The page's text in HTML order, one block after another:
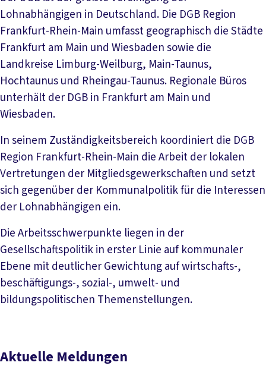
Lohnabhängigen in Deutschland. Die DGB Region
Frankfurt-Rhein-Main umfasst geographisch die Städte
Frankfurt am Main und Wiesbaden sowie die
Landkreise Limburg-Weilburg, Main-Taunus,
Hochtaunus und Rheingau-Taunus. Regionale Büros
unterhält der DGB in Frankfurt am Main und
Wiesbaden.
In seinem Zuständigkeitsbereich koordiniert die DGB
Region Frankfurt-Rhein-Main die Arbeit der lokalen
Vertretungen der Mitgliedsgewerkschaften und setzt
sich gegenüber der Kommunalpolitik für die Interessen
der Lohnabhängigen ein.
Die Arbeitsschwerpunkte liegen in der
Gesellschaftspolitik in erster Linie auf kommunaler
Ebene mit deutlicher Gewichtung auf wirtschafts-,
beschäftigungs-, sozial-, umwelt- und
bildungspolitischen Themenstellungen.
Aktuelle Meldungen